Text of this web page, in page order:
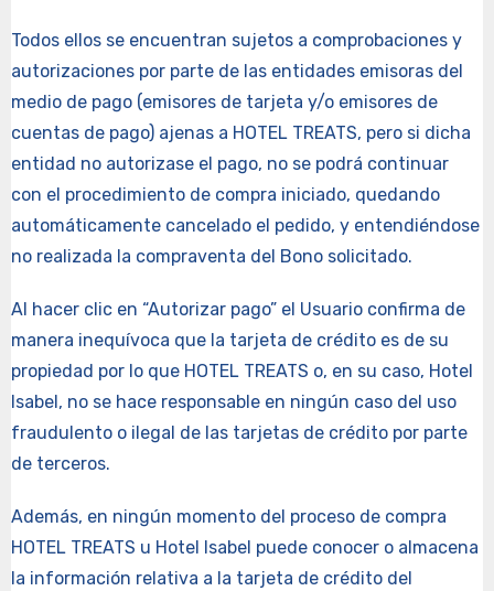
Todos ellos se encuentran sujetos a comprobaciones y
autorizaciones por parte de las entidades emisoras del
medio de pago (emisores de tarjeta y/o emisores de
cuentas de pago) ajenas a HOTEL TREATS, pero si dicha
entidad no autorizase el pago, no se podrá continuar
con el procedimiento de compra iniciado, quedando
automáticamente cancelado el pedido, y entendiéndose
no realizada la compraventa del Bono solicitado.
Al hacer clic en “Autorizar pago” el Usuario confirma de
manera inequívoca que la tarjeta de crédito es de su
propiedad por lo que HOTEL TREATS o, en su caso, Hotel
Isabel, no se hace responsable en ningún caso del uso
fraudulento o ilegal de las tarjetas de crédito por parte
de terceros.
Además, en ningún momento del proceso de compra
HOTEL TREATS u Hotel Isabel puede conocer o almacena
la información relativa a la tarjeta de crédito del